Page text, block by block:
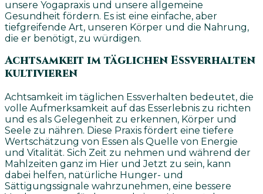
unsere Yogapraxis und unsere allgemeine
Gesundheit fördern. Es ist eine einfache, aber
tiefgreifende Art, unseren Körper und die Nahrung,
die er benötigt, zu würdigen.
Achtsamkeit im täglichen Essverhalten
kultivieren
Achtsamkeit im täglichen Essverhalten bedeutet, die
volle Aufmerksamkeit auf das Esserlebnis zu richten
und es als Gelegenheit zu erkennen, Körper und
Seele zu nähren. Diese Praxis fördert eine tiefere
Wertschätzung von Essen als Quelle von Energie
und Vitalität. Sich Zeit zu nehmen und während der
Mahlzeiten ganz im Hier und Jetzt zu sein, kann
dabei helfen, natürliche Hunger- und
Sättigungssignale wahrzunehmen, eine bessere